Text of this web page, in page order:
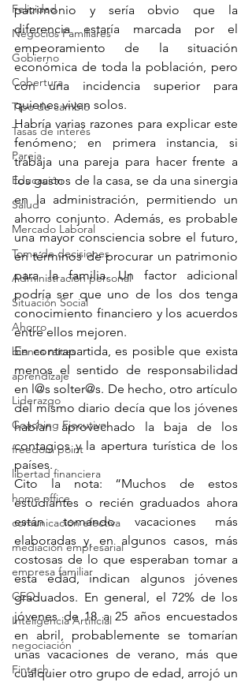
Felicidad
Negocios Familiares
Gobierno
Cobertura
Tipo de cambio
Tasas de interés
Pareja
Educación
Salud
Mercado Laboral
Toma de decisiones
Administración personal
Situación Social
Ahorro
bienes raíces
aprendizaje
Liderazgo
Coaching Ejecutivo
freedom point
libertad financiera
home office
comunicación efectiva
mediación empresarial
empresa familiar
CEO
Inteligencia Artificial
negociación
Fintech
patrimonio y sería obvio que la
diferencia estaría marcada por el
empeoramiento de la situación
económica de toda la población, pero
con una incidencia superior para
quienes viven solos.
Habría varias razones para explicar este
fenómeno; en primera instancia, si
trabaja una pareja para hacer frente a
los gastos de la casa, se da una sinergia
en la administración, permitiendo un
ahorro conjunto. Además, es probable
una mayor consciencia sobre el futuro,
en términos de procurar un patrimonio
para la familia. Un factor adicional
podría ser que uno de los dos tenga
conocimiento financiero y los acuerdos
entre ellos mejoren.
En contrapartida, es posible que exista
menos el sentido de responsabilidad
en l@s solter@s. De hecho, otro artículo
del mismo diario decía que los jóvenes
habían aprovechado la baja de los
contagios y la apertura turística de los
países.
Cito la nota: “Muchos de estos
estudiantes o recién graduados ahora
están tomando vacaciones más
elaboradas y, en algunos casos, más
costosas de lo que esperaban tomar a
esta edad, indican algunos jóvenes
graduados. En general, el 72% de los
jóvenes de 18 a 25 años encuestados
en abril, probablemente se tomarían
unas vacaciones de verano, más que
cualquier otro grupo de edad, arrojó un